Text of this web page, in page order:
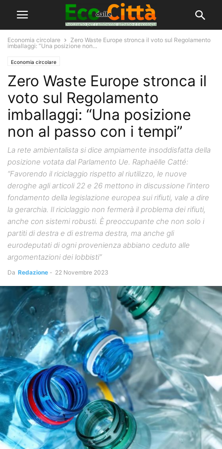
Economia circolare
Zero Waste Europe stronca il voto sul Regolamento
imballaggi: “Una posizione non...
Economia circolare
Zero Waste Europe stronca il
voto sul Regolamento
imballaggi: “Una posizione
non al passo con i tempi”
La rete ambientalista si dice ampiamente insoddisfatta della
posizione votata dal Parlamento Ue. Raphaëlle Catté:
“Favorendo il riciclaggio rispetto al riutilizzo, le nuove
deroghe agli articoli 22 e 26 mettono in discussione l’intero
fondamento della legislazione europea sui rifiuti, vale a dire
la gerarchia. Il riciclaggio non fermerà il problema dei rifiuti,
anche con sistemi robusti. È preoccupante che non solo i
partiti di destra e di estrema destra, ma anche gli
eurodeputati di ogni provenienza abbiano ceduto alle
argomentazioni dei lobbisti”
Da Redazione - 22 Novembre 2023